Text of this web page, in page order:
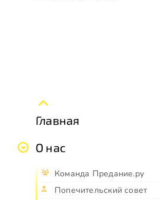
Главная
О нас
Команда Предание.ру
Попечительский совет